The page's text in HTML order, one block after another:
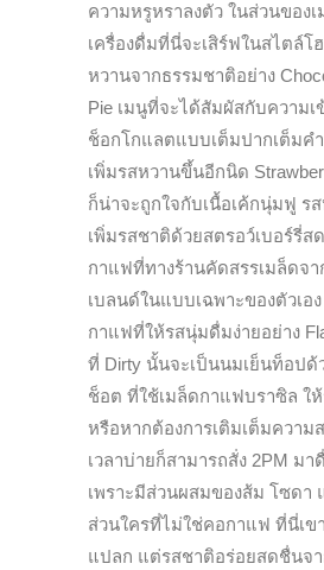
ความหรูหราลงตัว ในส่วนของเ
เครื่องดื่มที่นี่จะเสิร์ฟในสไตล์โ
หวานจากธรรมชาติอย่าง
Pie เมนูที่จะได้สัมผัสกับความ
ช็อกโกแลตแบบเต็มปากเต็มค
เพิ่มรสหวานขึ้นอีกนิด
ก็น่าจะถูกใจกับเนื้อเค้กนุ่มฟู ร
เพิ่มรสชาติด้วยสตรอว์เบอร์รี่ส
กาแฟที่ทางร้านคัดสรรเมล็ดจา
เบลนด์ในแบบเฉพาะของตัวเอ
กาแฟที่ให้รสนุ่มดื่มง่ายอย่าง
ที่ Dirty นั้นจะเป็นนมเย็นท็อปด้
ช็อต ที่ใช้เมล็ดกาแฟบราซิล ใ
หรือหากต้องการเติมเต็มความ
เวลาบ่ายก็สามารถสั่ง 2PM มา
เพราะมีส่วนผสมของส้ม โซดา
ส่วนใครที่ไม่ใช่คอกาแฟ ที่นี่เข
แปลก แต่รสชาติอร่อยสดชื่นจ